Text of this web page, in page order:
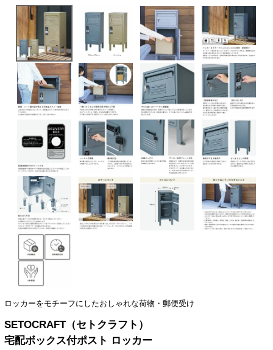
ロッカーをモチーフにしたおしゃれな荷物・郵便受け
SETOCRAFT（セトクラフト）
宅配ボックス付ポスト ロッカー